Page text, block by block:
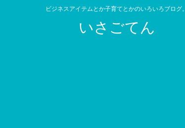
ビジネスアイテムとか子育てとかのいろいろブログ。
いさごてん